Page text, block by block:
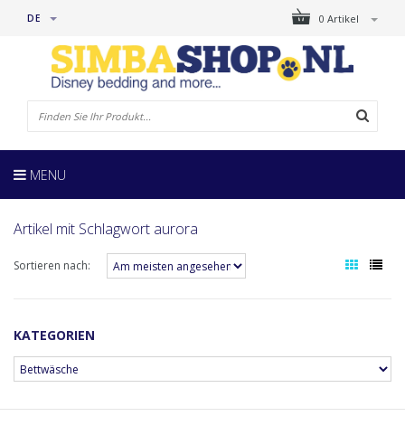
0 Artikel
DE
MENU
Artikel mit Schlagwort aurora
Sortieren nach:
KATEGORIEN